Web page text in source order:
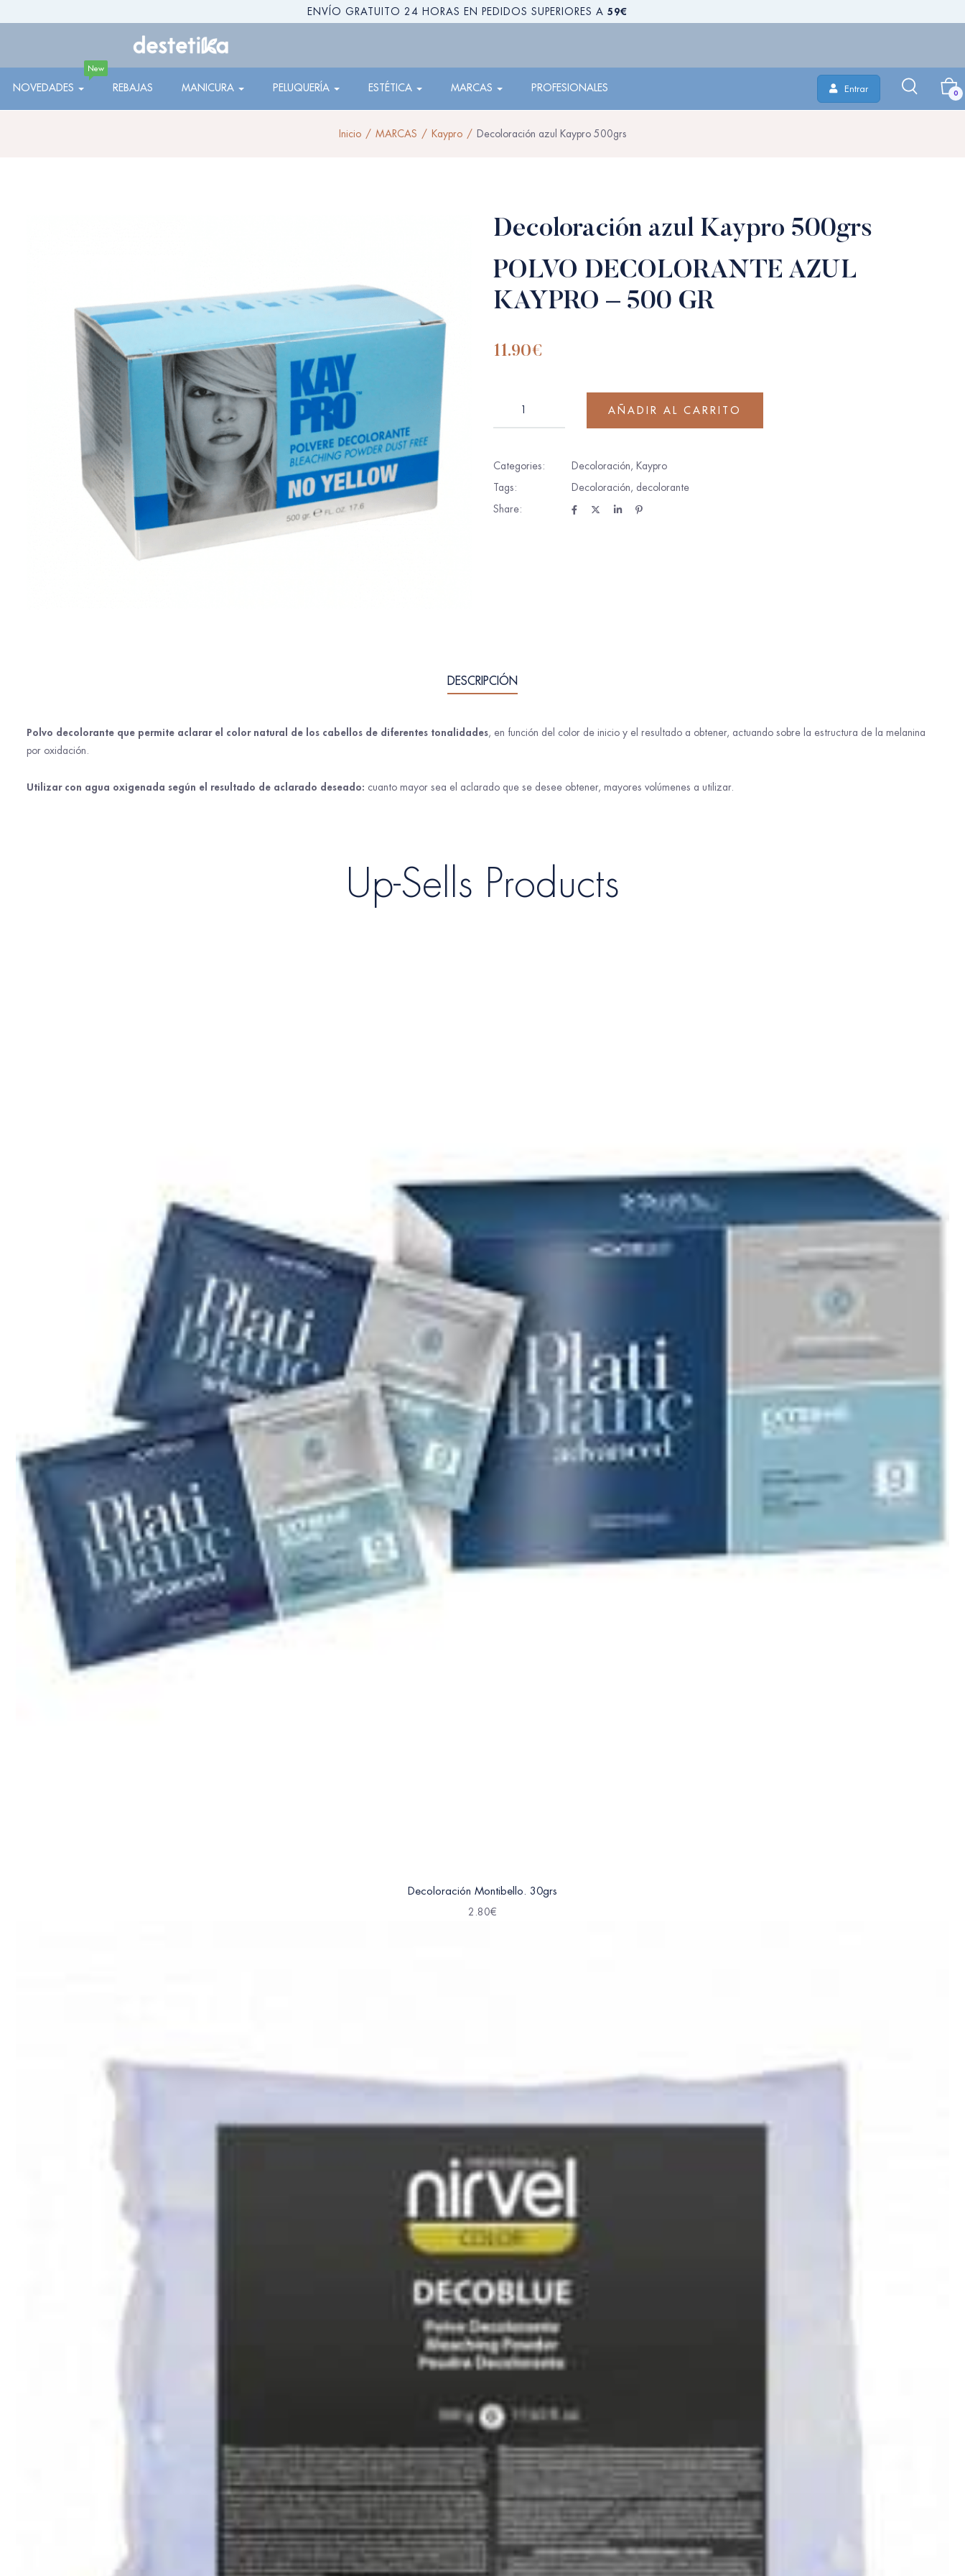
ENVÍO GRATUITO 24 HORAS EN PEDIDOS SUPERIORES A 59€
NOVEDADES
New
REBAJAS MANICURA PELUQUERÍA ESTÉTICA MARCAS PROFESIONALES Entrar 0
Inicio MARCAS Kaypro Decoloración azul Kaypro 500grs
Decoloración azul Kaypro 500grs
POLVO DECOLORANTE AZUL
KAYPRO – 500 GR
11.90€
AÑADIR AL CARRITO
Categories: Decoloración, Kaypro
Tags:
Decoloración, decolorante
Share:
DESCRIPCIÓN
Polvo decolorante que permite aclarar el color natural de los cabellos de diferentes tonalidades, en función del color de inicio y el resultado a obtener, actuando sobre la estructura de la melanina
por oxidación.
Utilizar con agua oxigenada según el resultado de aclarado deseado: cuanto mayor sea el aclarado que se desee obtener, mayores volúmenes a utilizar.
Up-Sells Products
Decoloración Montibello. 30grs
2.80€